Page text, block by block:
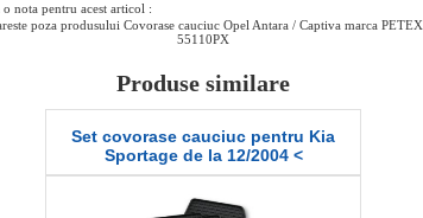
o nota pentru acest articol :
poza produsului Covorase cauciuc Opel Antara / Captiva marca PETEX
55110PX
Produse similare
Set covorase cauciuc pentru Kia
Sportage de la 12/2004 <